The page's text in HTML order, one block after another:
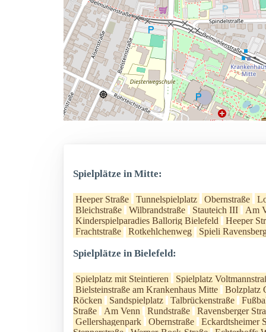
Spielplätze in Mitte:
Heeper Straße Tunnelspielplatz Obernstraße
Bleichstraße
Wilbrandstraße Stauteich III
Am
Kinderspielparadies Ballorig Bielefeld
Heeper
Frachtstraße
Rotkehlchenweg Spieli
Spielplätze in Bielefeld:
Spielplatz mit Steintieren
Spielplatz
Bielsteinstraße am Krankenhaus Mitte
Bolzplatz
Röcken
Sandspielplatz Talbrückenstraße
Straße
Am Venn Rundstraße
Ravensberger
Gellershagenpark
Obernstraße
Eckardtsheimer